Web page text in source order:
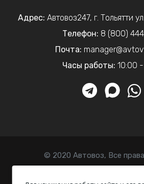
Адрес: Автовоз247, г. Тольятти
Телефон: 8 (800)
Почта:
Часы работы: 10:00
© 2020 Автовоз, Все